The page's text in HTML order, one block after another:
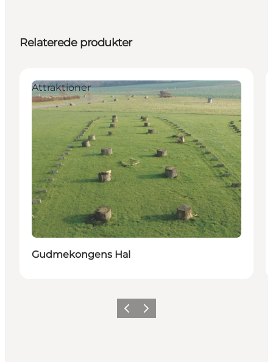
Relaterede produkter
Attraktioner
Gudmekongens Hal
ForrigeNæste